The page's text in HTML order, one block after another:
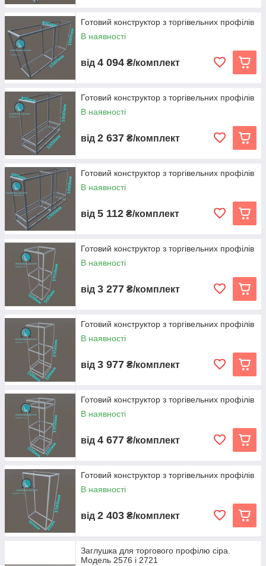
Готовий конструктор з торгівельних профілів
В наявності
від 4 094 ₴/комплект
Готовий конструктор з торгівельних профілів
В наявності
від 2 637 ₴/комплект
Готовий конструктор з торгівельних профілів
В наявності
від 5 112 ₴/комплект
Готовий конструктор з торгівельних профілів
В наявності
від 3 277 ₴/комплект
Готовий конструктор з торгівельних профілів
В наявності
від 3 977 ₴/комплект
Готовий конструктор з торгівельних профілів
В наявності
від 4 677 ₴/комплект
Готовий конструктор з торгівельних профілів
В наявності
від 2 403 ₴/комплект
Заглушка для торгового профілю сіра.
Модель 2576 і 2721